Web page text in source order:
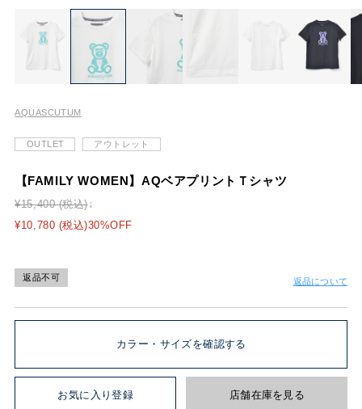
AQUASCUTUM
OUTLET アウトレット
【FAMILY WOMEN】AQベアプリントＴシャツ
¥15,400 (税込)
¥10,780 (税込)30%OFF
返品不可 返品について
カラー・サイズを確認する
お気に入り登録 店舗在庫を見る